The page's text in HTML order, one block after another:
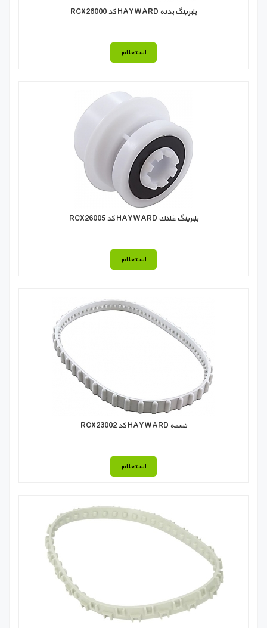
بلبرينگ بدنه HAYWARD كد RCX26000
استعلام
بلبرينگ غلتك HAYWARD كد RCX26005
استعلام
تسمه HAYWARD كد RCX23002
استعلام